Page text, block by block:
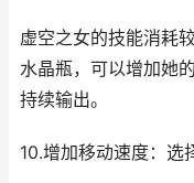
虚空之女的技能消耗
水晶瓶，可以增加她
持续输出。
10.增加移动速度：选